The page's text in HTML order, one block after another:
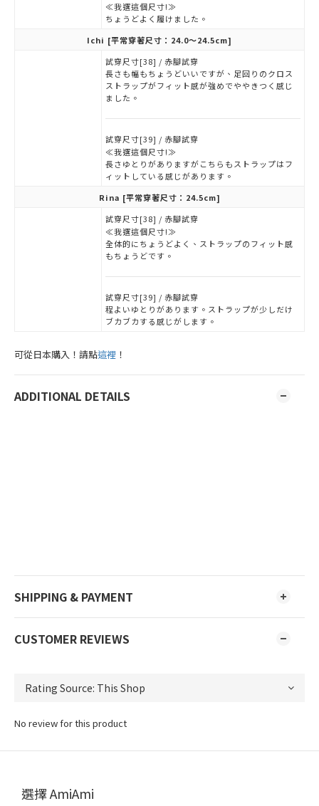
≪我選這個尺寸!≫
ちょうどよく履けました。
Ichi [平常穿著尺寸：24.0～24.5cm]
試穿尺寸[38] / 赤腳試穿
長さも幅もちょうどいいですが、足回りのクロス
ストラップがフィット感が強めでややきつく感じ
ました。
試穿尺寸[39] / 赤腳試穿
≪我選這個尺寸!≫
長さゆとりがありますがこちらもストラップはフ
ィットしている感じがあります。
Rina [平常穿著尺寸：24.5cm]
試穿尺寸[38] / 赤腳試穿
≪我選這個尺寸!≫
全体的にちょうどよく、ストラップのフィット感
もちょうどです。
試穿尺寸[39] / 赤腳試穿
程よいゆとりがあります。ストラップが少しだけ
ブカブカする感じがします。
可從日本購入！請點這裡 ！
ADDITIONAL DETAILS
SHIPPING & PAYMENT
CUSTOMER REVIEWS
No review for this product
選擇 AmiAmi